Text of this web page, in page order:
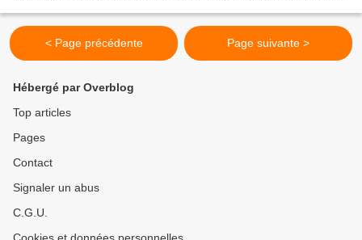
< Page précédente Page suivante >
Hébergé par Overblog
Top articles
Pages
Contact
Signaler un abus
C.G.U.